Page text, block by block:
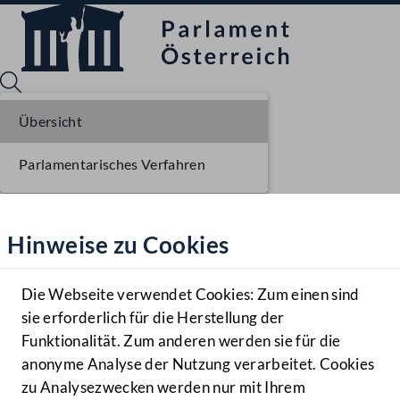
Hilfe
Benutzer
Navigationsmenü öffnen
MENÜ
Hinweise zu Cookies
Die Webseite verwendet Cookies: Zum einen sind
sie erforderlich für die Herstellung der
Funktionalität. Zum anderen werden sie für die
anonyme Analyse der Nutzung verarbeitet. Cookies
zu Analysezwecken werden nur mit Ihrem
Übersicht
Parlamentarisches Verfahren